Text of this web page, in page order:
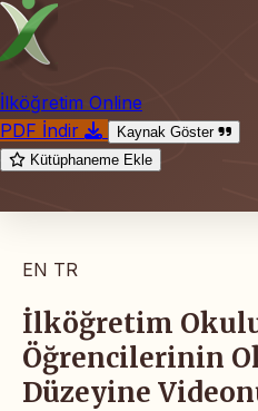
İlköğretim Online
PDF İndir
Kaynak Göster
Kütüphaneme Ekle
EN TR
İlköğretim Okulu
Öğrencilerinin
Düzeyine